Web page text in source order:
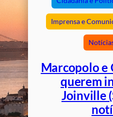
Imprensa e
Marcopolo e
querem
Joinville